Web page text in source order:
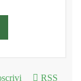
RSS